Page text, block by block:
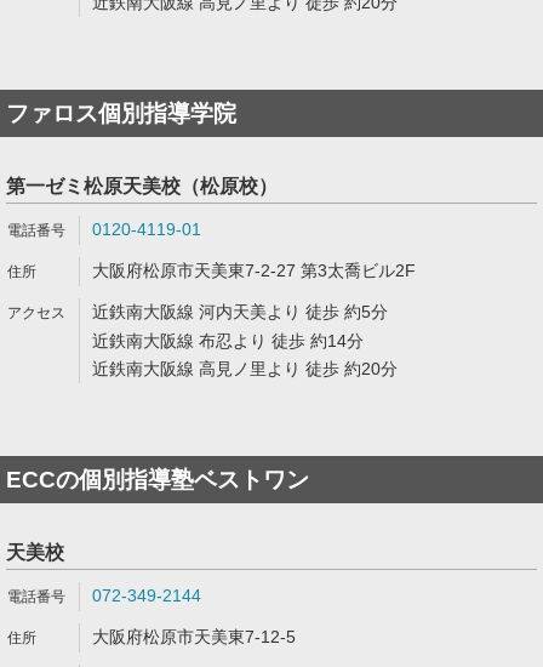
ファロス個別指導学院
第一ゼミ松原天美校（松原校）
0120-4119-01
大阪府松原市天美東7-2-27 第3太喬ビル2F
近鉄南大阪線 河内天美より 徒歩 約5分
近鉄南大阪線 布忍より 徒歩 約14分
近鉄南大阪線 高見ノ里より 徒歩 約20分
ECCの個別指導塾ベストワン
天美校
072-349-2144
大阪府松原市天美東7-12-5